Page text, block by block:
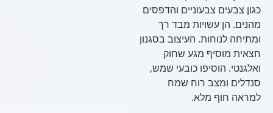
כגון צבעים צבעוניים והדפסים
מהנים. הן עשויות מבד רך
ומתיחה לנוחות. העיצוב בסגנון
חצאית מוסיף מגע שחוק
ואלגנטי. הוסיפו כובעי שמש,
סנדלים ומצב רוח שמח
למראה חוף מלא.